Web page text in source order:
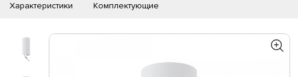
Характеристики Комплектующие